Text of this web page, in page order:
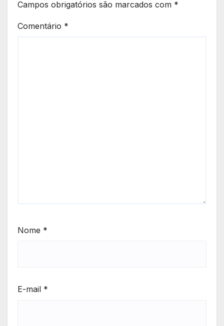
Campos obrigatórios são marcados com *
Comentário *
Nome *
E-mail *